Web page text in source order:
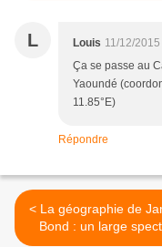
L Louis 11/12/2015
Ça se passe au
Yaoundé
11.85°E)
Répondre
< La géographie de James
Bond : un large
pour 007